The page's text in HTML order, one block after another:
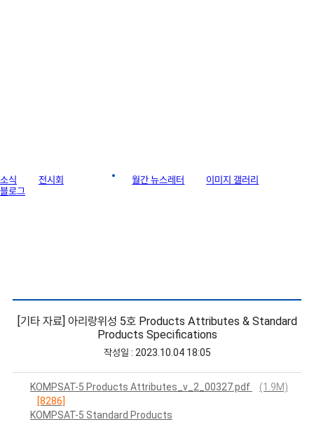
소식 전시회 월간 뉴스레터
이미지 갤러리
블로그
[기타 자료] 아리랑위성 5호 Products Attributes & Standard
Products Specifications
작성일 : 2023.10.04 18:05
KOMPSAT-5 Products Attributes_v_2_00327.pdf
(1.9M)
[8286]
KOMPSAT-5 Standard Products